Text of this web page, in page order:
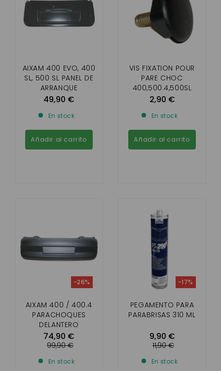
AIXAM 400 EVO, 400
SL, 500 SL PANEL DE
ARRANQUE
49,90 €
En stock
Añadir al carrito
VIS FIXATION POUR
PARE CHOC
400,500.4,500SL
,500.5,721,741,75,CITY
,CROSSLINE,ROADLINE
GTO,CROSSOVER
,MEGA
2,90 €
En stock
Añadir al carrito
AIXAM 400 / 400.4
PARACHOQUES
DELANTERO
74,90 €
-26%
99,90 €
En stock
PEGAMENTO PARA
PARABRISAS 310 ML
9,90 €
-17%
11,90 €
En stock